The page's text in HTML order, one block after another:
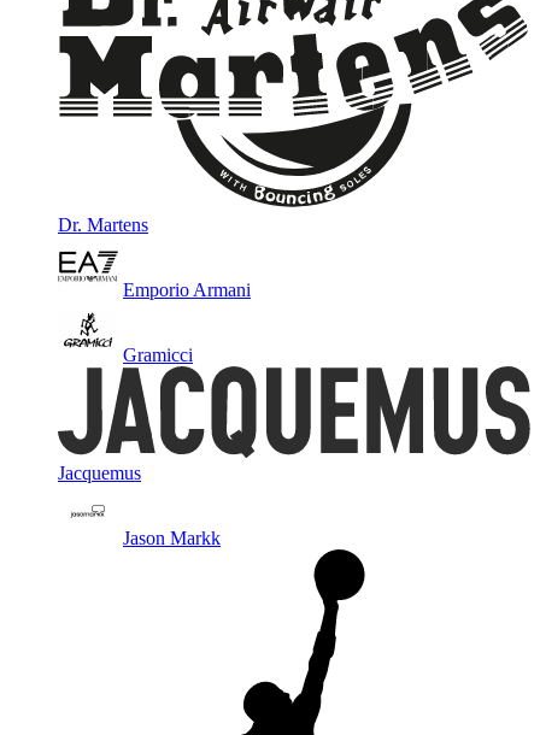
Dr. Martens
Emporio Armani
Gramicci
Jacquemus
Jason Markk